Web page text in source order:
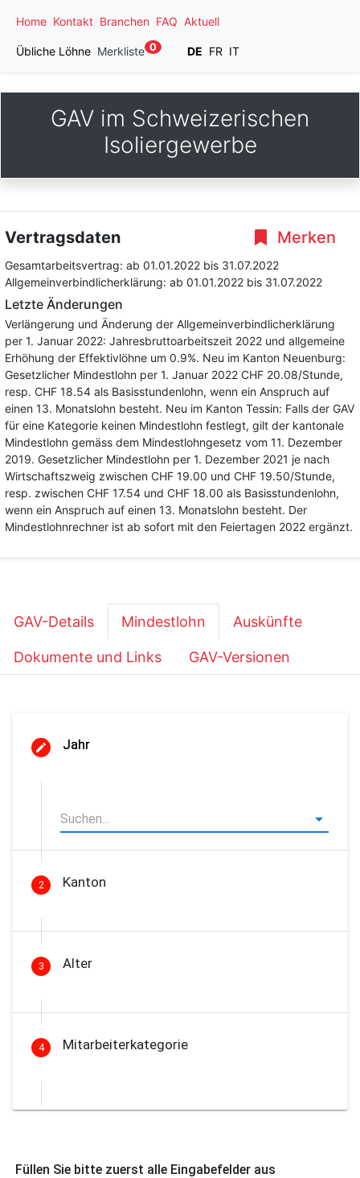
Home Kontakt Branchen FAQ Aktuell
Übliche Löhne Merkliste 0 DE FR IT
GAV im Schweizerischen
Isoliergewerbe
Merken
Vertragsdaten
Gesamtarbeitsvertrag: ab 01.01.2022 bis 31.07.2022
Allgemeinverbindlicherklärung: ab 01.01.2022 bis 31.07.2022
Letzte Änderungen
Verlängerung und Änderung der Allgemeinverbindlicherklärung
per 1. Januar 2022: Jahresbruttoarbeitszeit 2022 und allgemeine
Erhöhung der Effektivlöhne um 0.9%. Neu im Kanton Neuenburg:
Gesetzlicher Mindestlohn per 1. Januar 2022 CHF 20.08/Stunde,
resp. CHF 18.54 als Basisstundenlohn, wenn ein Anspruch auf
einen 13. Monatslohn besteht. Neu im Kanton Tessin: Falls der GAV
für eine Kategorie keinen Mindestlohn festlegt, gilt der kantonale
Mindestlohn gemäss dem Mindestlohngesetz vom 11. Dezember
2019. Gesetzlicher Mindestlohn per 1. Dezember 2021 je nach
Wirtschaftszweig zwischen CHF 19.00 und CHF 19.50/Stunde,
resp. zwischen CHF 17.54 und CHF 18.00 als Basisstundenlohn,
wenn ein Anspruch auf einen 13. Monatslohn besteht. Der
Mindestlohnrechner ist ab sofort mit den Feiertagen 2022 ergänzt.
GAV-Details Mindestlohn Auskünfte
Dokumente und Links GAV-Versionen
Jahr
2 Kanton
3 Alter
4 Mitarbeiterkategorie
Füllen Sie bitte zuerst alle Eingabefelder aus